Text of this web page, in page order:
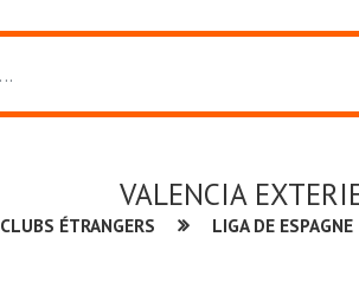
VALENCIA
CLUBS ÉTRANGERS LIGA DE ESPAGNE